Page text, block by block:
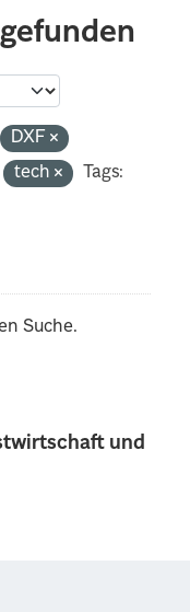
und
DXF
tech
Tags:
Suche.